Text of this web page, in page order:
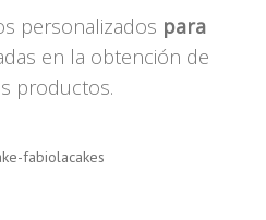
personalizados para
en la obtención de
productos.